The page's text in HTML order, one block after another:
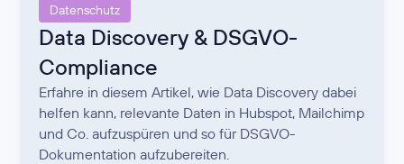
Datenschutz
Data Discovery & DSGVO-
Compliance
Erfahre in diesem Artikel, wie Data Discovery dabei
helfen kann, relevante Daten in Hubspot, Mailchimp
und Co. aufzuspüren und so für DSGVO-
Dokumentation aufzubereiten.